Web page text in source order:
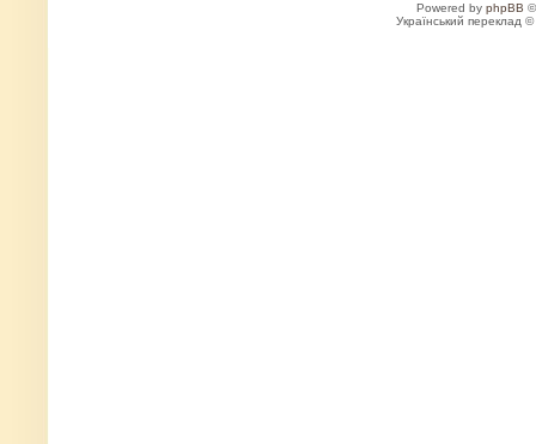
Powered by phpBB
Український переклад